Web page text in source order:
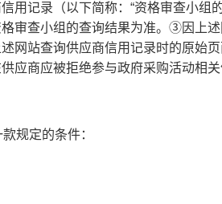
记录（以下简称：“资格审查小组的
审查小组的查询结果为准。③因上
网站查询供应商信用记录时的原始
应商应被拒绝参与政府采购活动相
规定的条件：